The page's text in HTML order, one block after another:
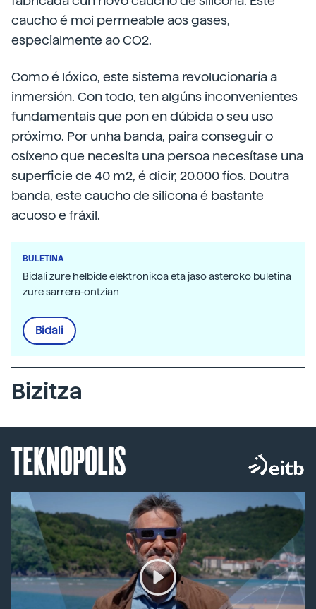
caucho é moi permeable aos gases,
especialmente ao CO2.
Como é lóxico, este sistema revolucionaría a
inmersión. Con todo, ten algúns inconvenientes
fundamentais que pon en dúbida o seu uso
próximo. Por unha banda, paira conseguir o
osíxeno que necesita una persoa necesítase una
superficie de 40 m2, é dicir, 20.000 fíos. Doutra
banda, este caucho de silicona é bastante
acuoso e fráxil.
BULETINA
Bidali zure helbide elektronikoa eta jaso asteroko buletina
zure sarrera-ontzian
Bidali
Bizitza
TEKNOPOLIS